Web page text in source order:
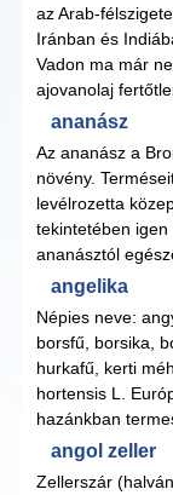
az Arab-
Iránban és
Vadon ma már
ajovanolaj
ananász
Az ananász a
növény.
levélrozetta
tekintetében
ananásztól
angelika
Népies neve:
borsfű, borsika,
hurkafű, kerti
hortensis L.
hazánkban
angol zeller
Zellerszár